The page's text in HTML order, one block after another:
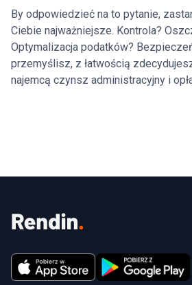
By odpowiedzieć na to pytanie,
Ciebie najważniejsze. Kontrola?
Optymalizacja podatków?
przemyślisz, z łatwością
najemcą czynsz administracyjny i